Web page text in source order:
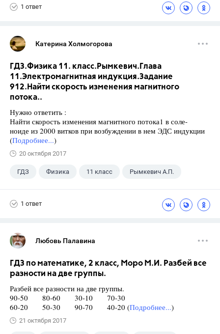
1 ответ
Катерина Холмогорова
ГДЗ.Физика 11. класс.Рымкевич.Глава
11.Электромагнитная индукция.Задание
912.Найти скорость изменения магнитного
потока..
Нужно ответить :
Найти скорость изменения магнитного потока1 в соле-
ноиде из 2000 витков при возбуждении в нем ЭДС индукции
(Подробнее...)
20 октября 2017
ГДЗ Физика 11 класс Рымкевич А.П.
1 ответ
Любовь Палавина
ГДЗ по математике, 2 класс, Моро М.И. Разбей все
разности на две группы.
Разбей все разности на две группы.
90-50 80-60 30-10 70-30
60-20 50-30 90-70 40-20 (Подробнее...)
21 октября 2017